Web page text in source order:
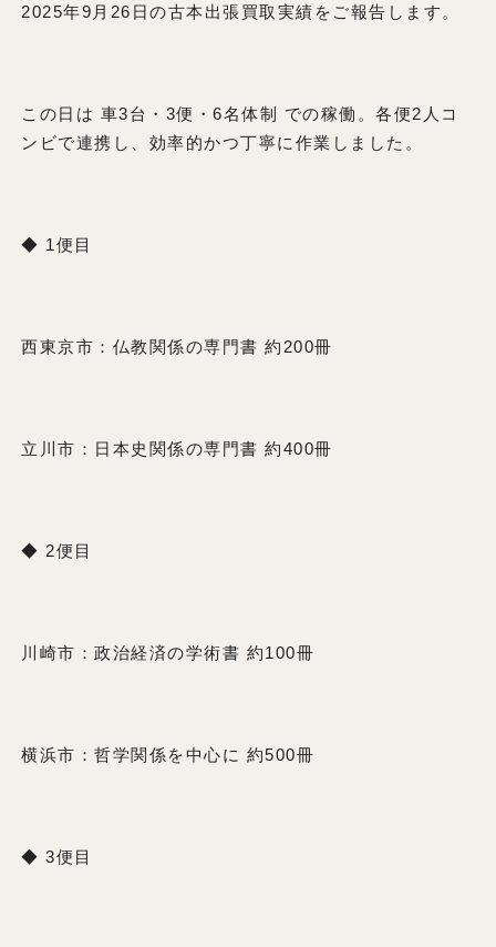
2025年9月26日の古本出張買取実績をご報告します。
この日は 車3台・3便・6名体制 での稼働。各便2人コ
ンビで連携し、効率的かつ丁寧に作業しました。
◆ 1便目
西東京市：仏教関係の専門書 約200冊
立川市：日本史関係の専門書 約400冊
◆ 2便目
川崎市：政治経済の学術書 約100冊
横浜市：哲学関係を中心に 約500冊
◆ 3便目